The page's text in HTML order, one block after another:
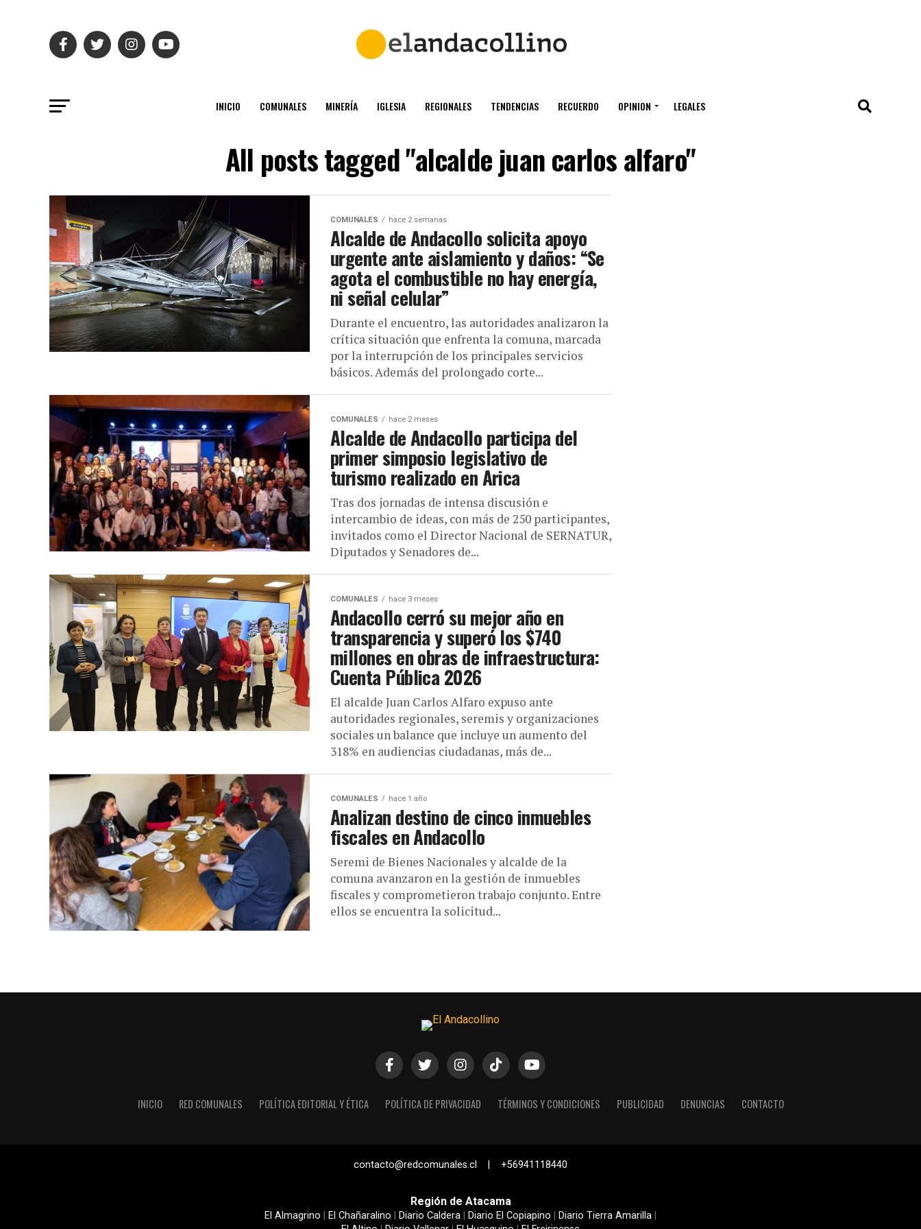
INICIO COMUNALES MINERÍA IGLESIA REGIONALES TENDENCIAS RECUERDO OPINION LEGALES
All posts tagged "alcalde juan carlos alfaro"
COMUNALES hace 2 semanas
Alcalde de Andacollo solicita apoyo
urgente ante aislamiento y daños: “Se
agota el combustible no hay energía,
ni señal celular”
Durante el encuentro, las autoridades analizaron la
crítica situación que enfrenta la comuna, marcada
por la interrupción de los principales servicios
básicos. Además del prolongado corte...
COMUNALES hace 2 meses
Alcalde de Andacollo participa del
primer simposio legislativo de
turismo realizado en Arica
Tras dos jornadas de intensa discusión e
intercambio de ideas, con más de 250 participantes,
invitados como el Director Nacional de SERNATUR,
Diputados y Senadores de...
COMUNALES hace 3 meses
Andacollo cerró su mejor año en
transparencia y superó los $740
millones en obras de infraestructura:
Cuenta Pública 2026
El alcalde Juan Carlos Alfaro expuso ante
autoridades regionales, seremis y organizaciones
sociales un balance que incluye un aumento del
318% en audiencias ciudadanas, más de...
COMUNALES hace 1 año
Analizan destino de cinco inmuebles
fiscales en Andacollo
Seremi de Bienes Nacionales y alcalde de la
comuna avanzaron en la gestión de inmuebles
fiscales y comprometieron trabajo conjunto. Entre
ellos se encuentra la solicitud...
INICIO RED COMUNALES POLÍTICA EDITORIAL Y ÉTICA POLÍTICA DE PRIVACIDAD TÉRMINOS Y CONDICIONES PUBLICIDAD DENUNCIAS CONTACTO
contacto@redcomunales.cl | +56941118440
Región de Atacama
El Almagrino El Chañaralino Diario Caldera Diario El Copiapino Diario Tierra Amarilla